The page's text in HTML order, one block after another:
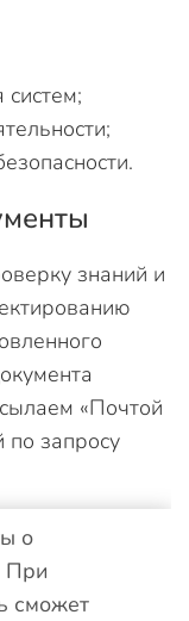
систем;
знаний и
«Почтой
по запросу
о
При
сможет